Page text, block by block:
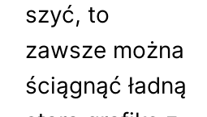
szyć, to
zawsze można
ściągnąć ładną